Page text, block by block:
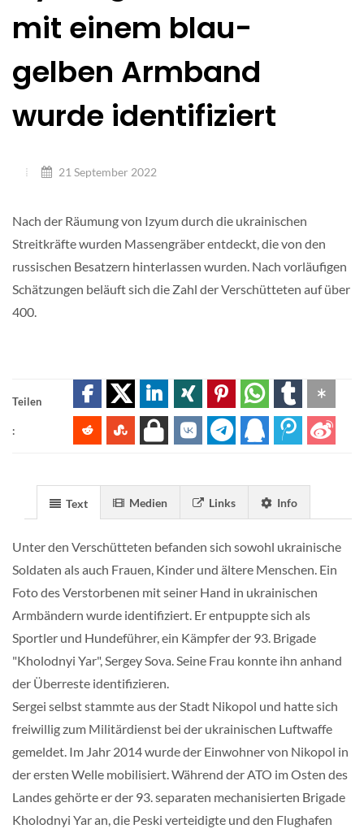
mit einem blau-
gelben Armband
wurde identifiziert
21 September 2022
Nach der Räumung von Izyum durch die ukrainischen
Streitkräfte wurden Massengräber entdeckt, die von den
russischen Besatzern hinterlassen wurden. Nach vorläufigen
Schätzungen beläuft sich die Zahl der Verschütteten auf über
400.
Teilen
:
Text Medien Links Info
Unter den Verschütteten befanden sich sowohl ukrainische
Soldaten als auch Frauen, Kinder und ältere Menschen. Ein
Foto des Verstorbenen mit seiner Hand in ukrainischen
Armbändern wurde identifiziert. Er entpuppte sich als
Sportler und Hundeführer, ein Kämpfer der 93. Brigade
"Kholodnyi Yar", Sergey Sova. Seine Frau konnte ihn anhand
der Überreste identifizieren.
Sergei selbst stammte aus der Stadt Nikopol und hatte sich
freiwillig zum Militärdienst bei der ukrainischen Luftwaffe
gemeldet. Im Jahr 2014 wurde der Einwohner von Nikopol in
der ersten Welle mobilisiert. Während der ATO im Osten des
Landes gehörte er der 93. separaten mechanisierten Brigade
Kholodnyi Yar an, die Peski verteidigte und den Flughafen